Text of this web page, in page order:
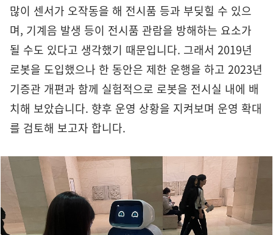
많이 센서가 오작동을 해 전시품 등과 부딪힐 수 있으
며, 기계음 발생 등이 전시품 관람을 방해하는 요소가
될 수도 있다고 생각했기 때문입니다. 그래서 2019년
로봇을 도입했으나 한 동안은 제한 운행을 하고 2023년
기증관 개편과 함께 실험적으로 로봇을 전시실 내에 배
치해 보았습니다. 향후 운영 상황을 지켜보며 운영 확대
를 검토해 보고자 합니다.